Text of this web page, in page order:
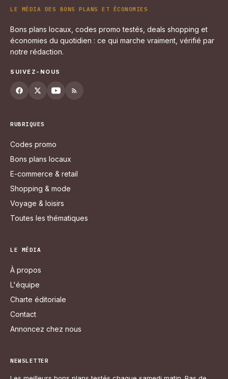
LE MÉDIA DES BONS PLANS ET ÉCONOMIES
Bons plans locaux, codes promo testés, deals shopping et
économies du quotidien : ce qui marche vraiment, vérifié par
notre rédaction.
SUIVEZ-NOUS
RUBRIQUES
Codes promo
Bons plans locaux
E-commerce & retail
Shopping & mode
Voyage & loisirs
Toutes les thématiques
LE MÉDIA
À propos
L'équipe
Charte éditoriale
Contact
Annoncez chez nous
NEWSLETTER